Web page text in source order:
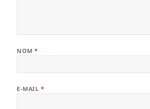
NOM*
E-MAIL *